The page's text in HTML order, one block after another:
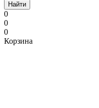
Найти
0
0
0
Корзина